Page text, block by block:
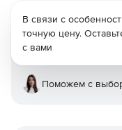
В связи с
точную цену.
с вами
Поможем с